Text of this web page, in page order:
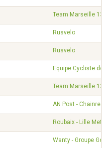
Team Marseille 13 -
Rusvelo
Rusvelo
Equipe Cycliste de
Team Marseille 13 -
AN Post -
Roubaix - Lille
Wanty - Groupe